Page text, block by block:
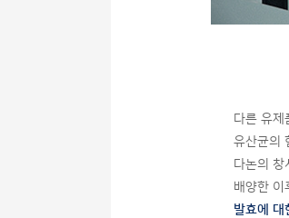
다른 유제
유산균의
다논의 창
배양한 이
발효에 대